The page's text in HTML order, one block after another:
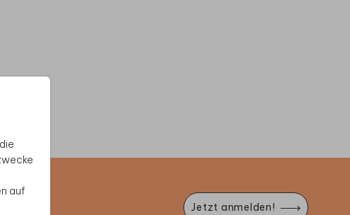
auf
Jetzt anmelden!